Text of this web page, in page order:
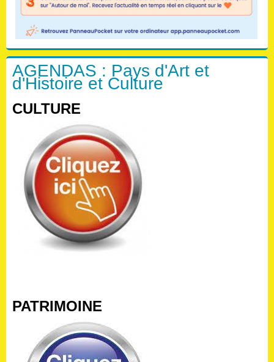
AGENDAS : Pays d'Art et
d'Histoire et Culture
CULTURE
PATRIMOINE